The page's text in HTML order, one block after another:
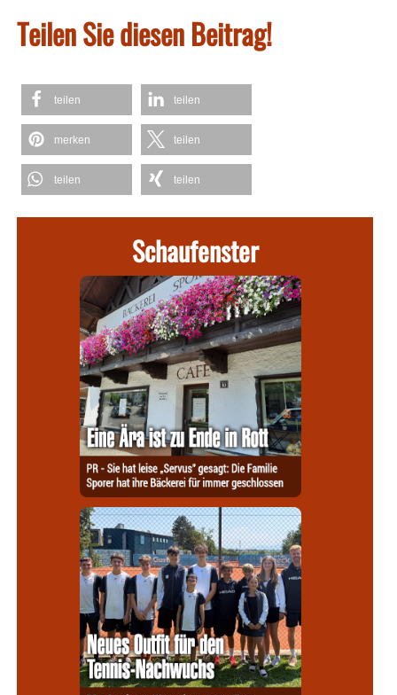
Teilen Sie diesen Beitrag!
teilen teilen
merken teilen
teilen teilen
Schaufenster